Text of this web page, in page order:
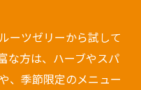
ーツゼリーから試して
な方は、ハーブやスパ
、季節限定のメニュー